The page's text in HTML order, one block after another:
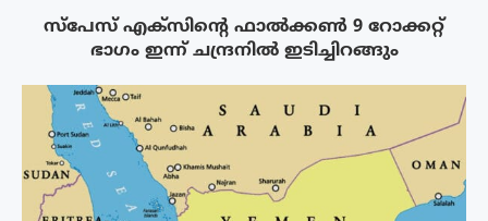
സ്‌പേസ് എക്‌സിൻ്റെ ഫാൽക്കൺ 9 റോക്കറ്റ്
ഭാഗം ഇന്ന് ചന്ദ്രനിൽ ഇടിച്ചിറങ്ങും